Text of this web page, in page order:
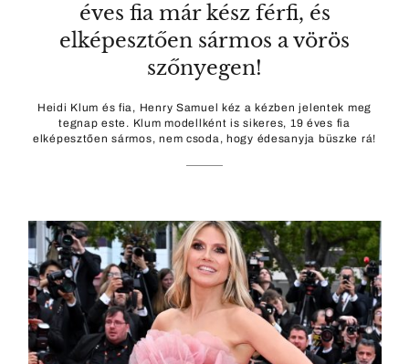
éves fia már kész férfi, és
elképesztően sármos a vörös
szőnyegen!
Heidi Klum és fia, Henry Samuel kéz a kézben jelentek meg
tegnap este. Klum modellként is sikeres, 19 éves fia
elképesztően sármos, nem csoda, hogy édesanyja büszke rá!